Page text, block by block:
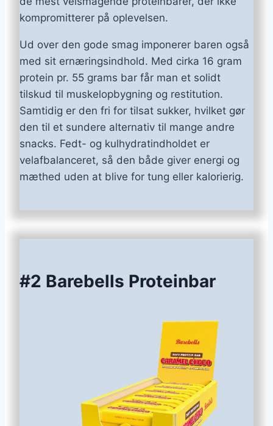
kompromitterer på oplevelsen.
Ud over den gode smag imponerer baren også
med sit ernæringsindhold. Med cirka 16 gram
protein pr. 55 grams bar får man et solidt
tilskud til muskelopbygning og restitution.
Samtidig er den fri for tilsat sukker, hvilket gør
den til et sundere alternativ til mange andre
snacks. Fedt- og kulhydratindholdet er
velafbalanceret, så den både giver energi og
mæthed uden at blive for tung eller kalorierig.
#2 Barebells Proteinbar